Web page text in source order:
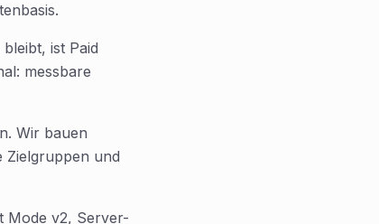
ist Paid
messbare
Wir bauen
Zielgruppen und
Mode v2, Server-